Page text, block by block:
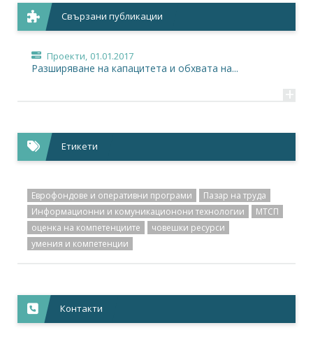
Свързани публикации
Проекти, 01.01.2017
Разширяване на капацитета и обхвата на...
+
Етикети
Еврофондове и оперативни програми
Пазар на труда
Информационни и комуникационони технологии
МТСП
оценка на компетенциите
човешки ресурси
умения и компетенции
Контакти